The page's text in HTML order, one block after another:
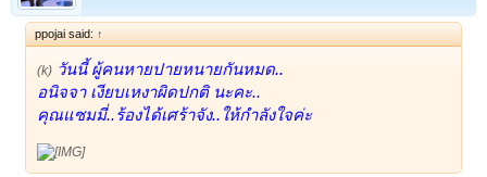
ppojai said: ↑
(k) วันนี้ ผู้คนหายปายหนายกันหมด..
อนิจจา เงียบเหงาผิดปกติ นะคะ..
คุณแซมมี่..ร้องได้เศร้าจัง..ให้กำลังใจค่ะ